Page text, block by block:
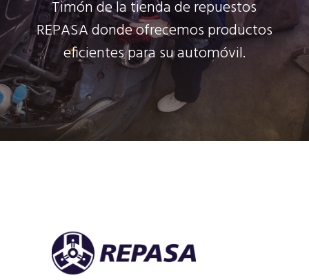
Timón de la tienda de repuestos
REPASA donde ofrecemos productos
eficientes para su automóvil.